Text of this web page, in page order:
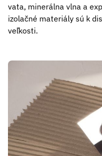
vata, minerálna vlna a
izolačné materiály sú k
veľkosti.